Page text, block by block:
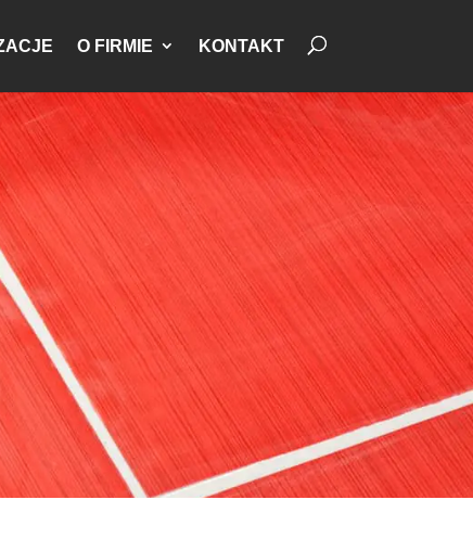
O FIRMIE KONTAKT